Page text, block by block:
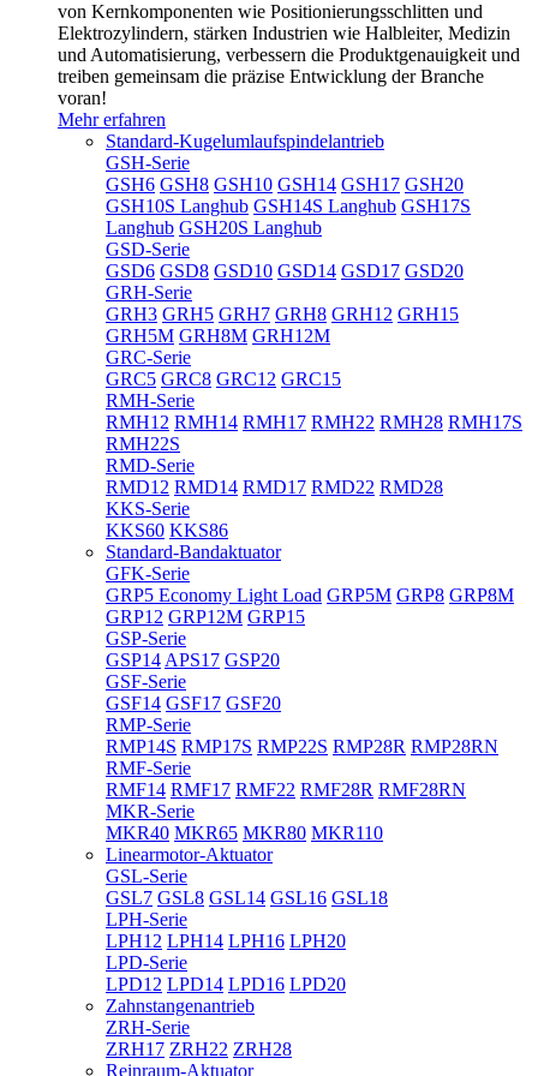
von Kernkomponenten wie Positionierungsschlitten und
Elektrozylindern, stärken Industrien wie Halbleiter, Medizin
und Automatisierung, verbessern die Produktgenauigkeit und
treiben gemeinsam die präzise Entwicklung der Branche
voran!
Mehr erfahren
Standard-Kugelumlaufspindelantrieb
GSH-Serie
GSH6 GSH8 GSH10 GSH14 GSH17 GSH20
GSH10S Langhub GSH14S Langhub GSH17S
Langhub GSH20S Langhub
GSD-Serie
GSD6 GSD8 GSD10 GSD14 GSD17 GSD20
GRH-Serie
GRH3 GRH5 GRH7 GRH8 GRH12 GRH15
GRH5M GRH8M GRH12M
GRC-Serie
GRC5 GRC8 GRC12 GRC15
RMH-Serie
RMH12 RMH14 RMH17 RMH22 RMH28 RMH17S
RMH22S
RMD-Serie
RMD12 RMD14 RMD17 RMD22 RMD28
KKS-Serie
KKS60 KKS86
Standard-Bandaktuator
GFK-Serie
GRP5 Economy Light Load GRP5M GRP8 GRP8M
GRP12 GRP12M GRP15
GSP-Serie
GSP14 APS17 GSP20
GSF-Serie
GSF14 GSF17 GSF20
RMP-Serie
RMP14S RMP17S RMP22S RMP28R RMP28RN
RMF-Serie
RMF14 RMF17 RMF22 RMF28R RMF28RN
MKR-Serie
MKR40 MKR65 MKR80 MKR110
Linearmotor-Aktuator
GSL-Serie
GSL7 GSL8 GSL14 GSL16 GSL18
LPH-Serie
LPH12 LPH14 LPH16 LPH20
LPD-Serie
LPD12 LPD14 LPD16 LPD20
Zahnstangenantrieb
ZRH-Serie
ZRH17 ZRH22 ZRH28
Reinraum-Aktuator